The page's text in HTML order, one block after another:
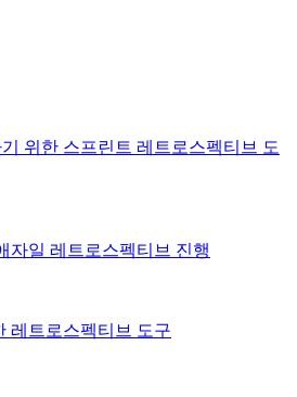
위한 스프린트 레트로스펙티브 도
자일 레트로스펙티브 진행
레트로스펙티브 도구